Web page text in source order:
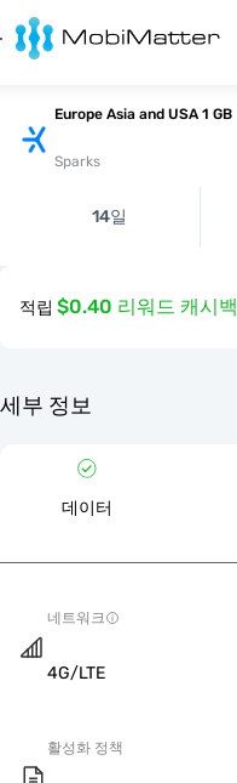
Europe Asia and USA 1 GB
Sparks
14일
적립 $0.40 리워드 캐시백
세부 정보
데이터
네트워크
4G/LTE
활성화 정책